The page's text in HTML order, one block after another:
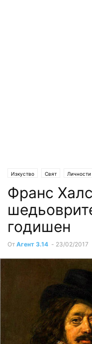
Изкуство Свят Личности
Любопитно
Франс
годишен
От Агент 3.14 - 23/02/2017